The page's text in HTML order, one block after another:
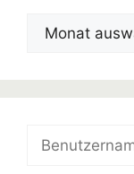
Beiträge